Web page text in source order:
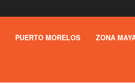
PUERTO MORELOS ZONA